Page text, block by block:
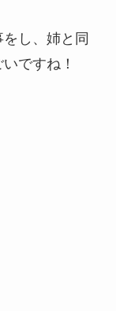
し、姉と同
ですね！